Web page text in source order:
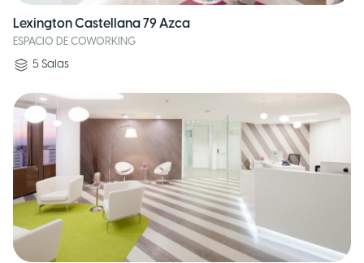
Lexington Castellana 79 Azca
ESPACIO DE COWORKING
5 Salas